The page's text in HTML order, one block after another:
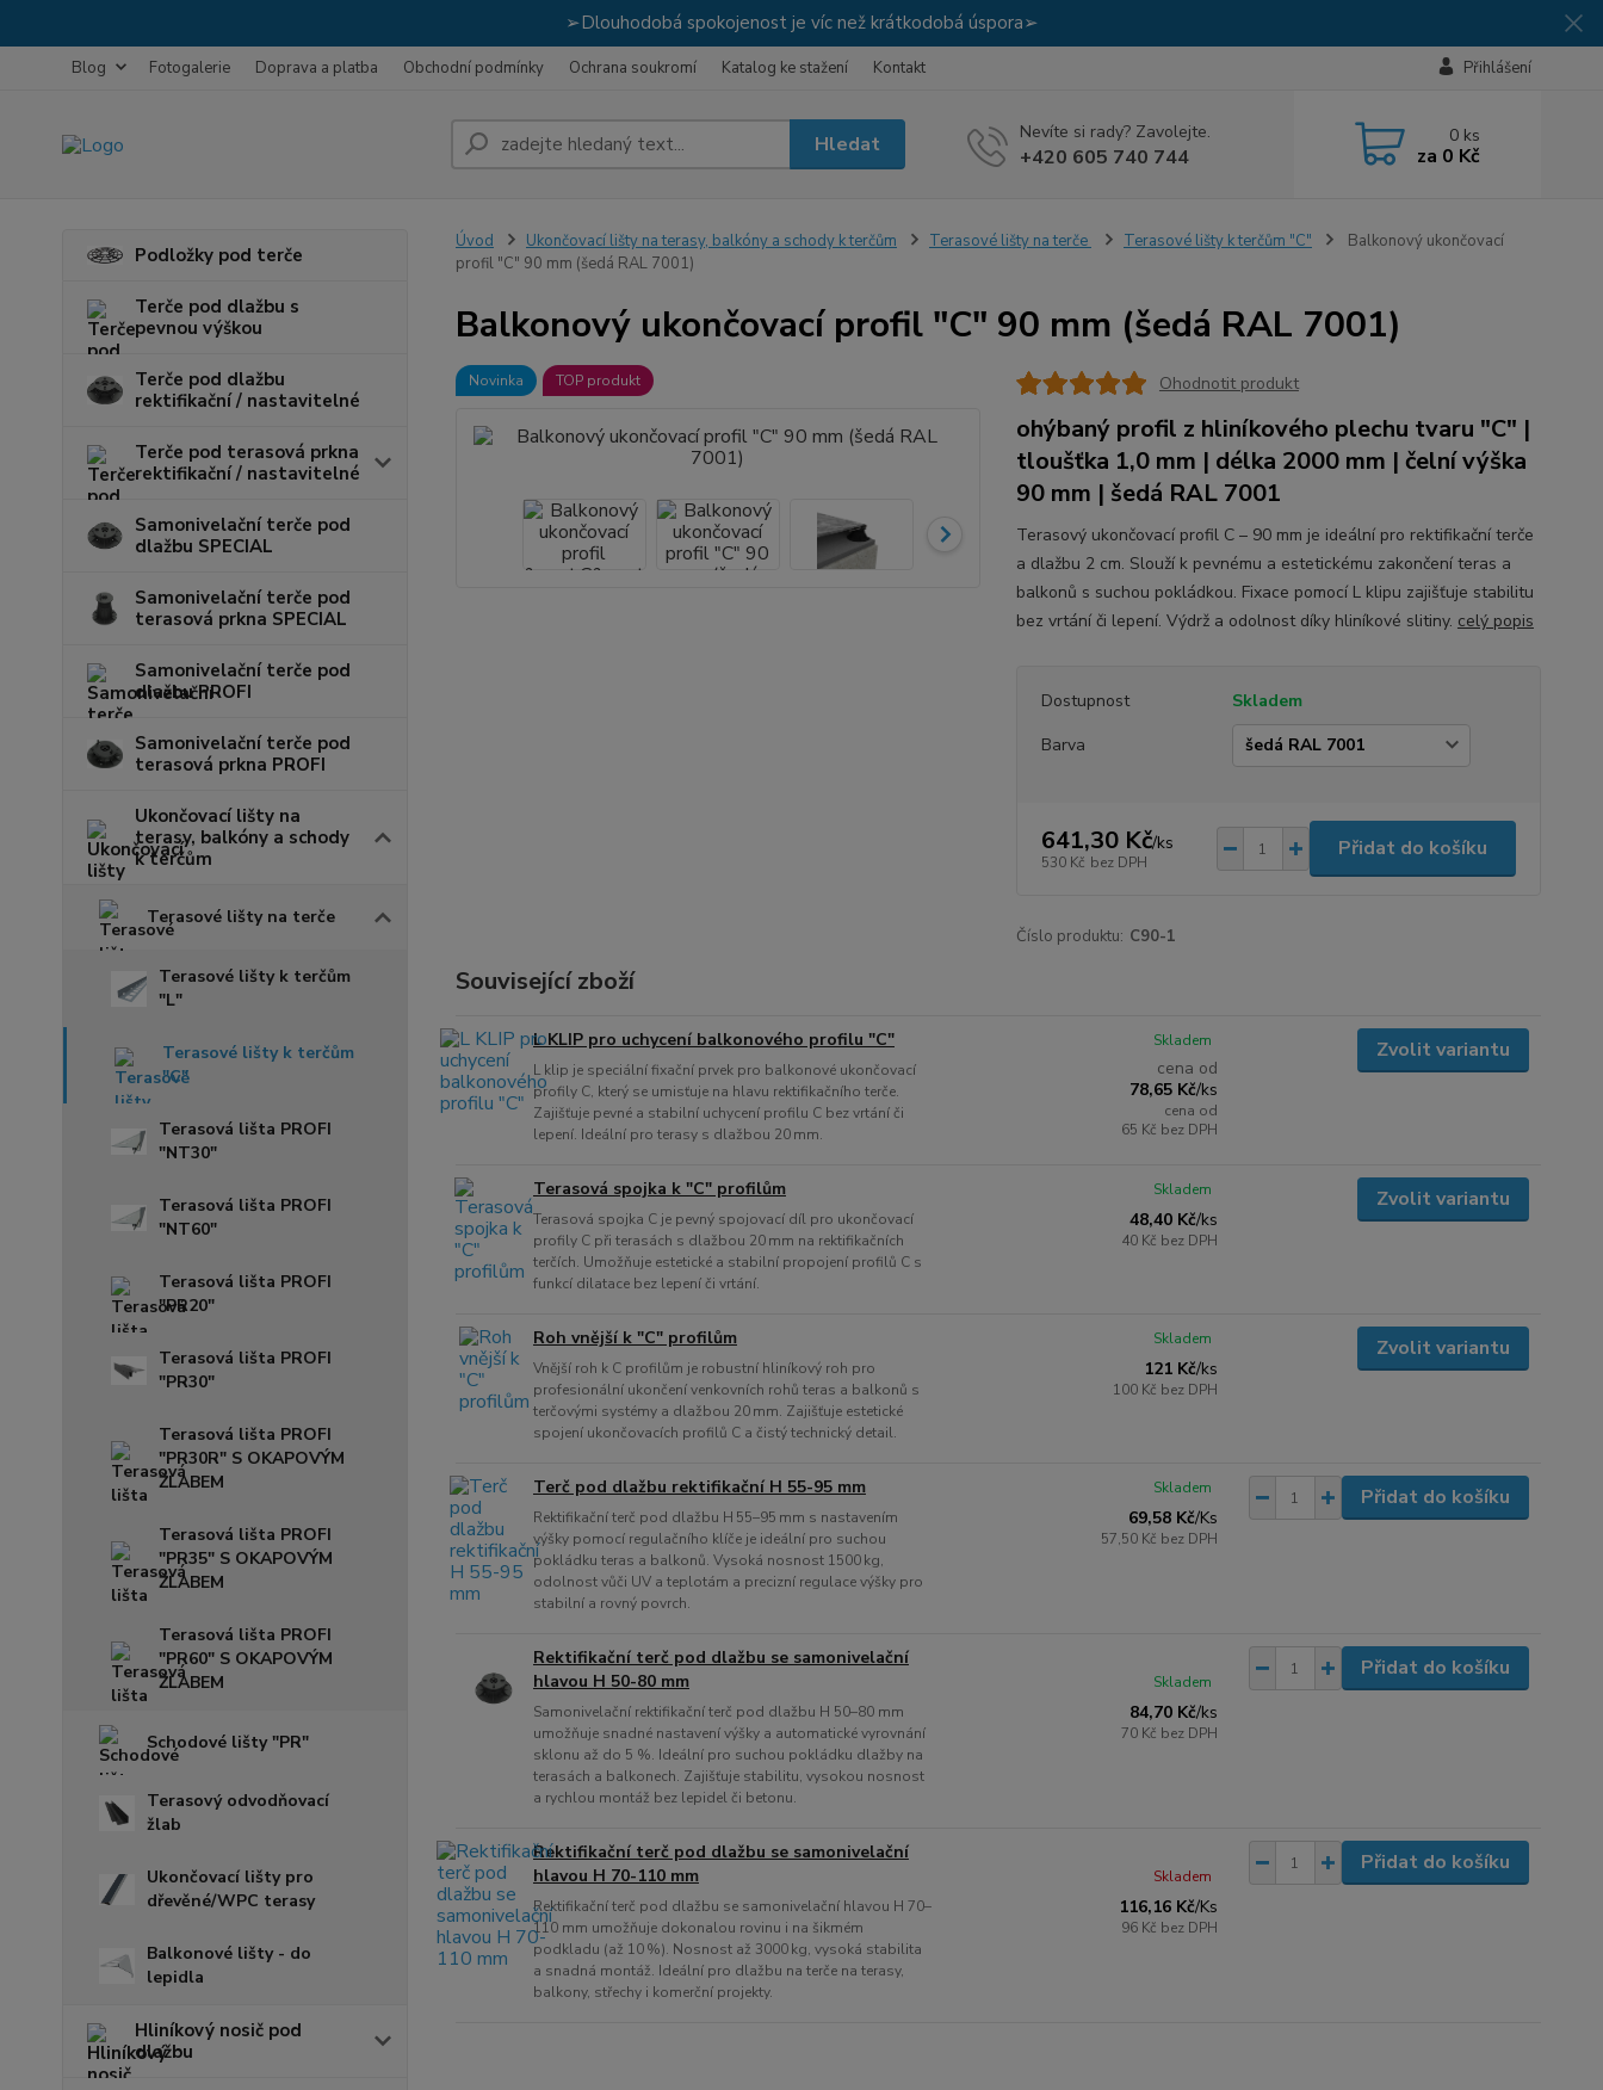
➢Dlouhodobá spokojenost je víc než krátkodobá úspora➢
Blog Fotogalerie Doprava a platba Obchodní podmínky Ochrana soukromí Katalog ke stažení Kontakt Přihlášení
Hledat Nevíte si rady? Zavolejte.
+420 605 740 744
0 ks
za 0 Kč
Podložky pod terče
Terče pod dlažbu s
pevnou výškou
Terče pod dlažbu
rektifikační / nastavitelné
Terče pod terasová prkna
rektifikační / nastavitelné
Samonivelační terče pod
dlažbu SPECIAL
Samonivelační terče pod
terasová prkna SPECIAL
Samonivelační terče pod
dlažbu PROFI
Samonivelační terče pod
terasová prkna PROFI
Ukončovací lišty na
terasy, balkóny a schody
k terčům
Terasové lišty na terče
Terasové lišty k terčům
"L"
Terasové lišty k terčům
"C"
Terasová lišta PROFI
"NT30"
Terasová lišta PROFI
"NT60"
Terasová lišta PROFI
"PR20"
Terasová lišta PROFI
"PR30"
Terasová lišta PROFI
"PR30R" S OKAPOVÝM
ŽLABEM
Terasová lišta PROFI
"PR35" S OKAPOVÝM
ŽLABEM
Terasová lišta PROFI
"PR60" S OKAPOVÝM
ŽLABEM
Schodové lišty "PR"
Terasový odvodňovací
žlab
Ukončovací lišty pro
dřevěné/WPC terasy
Balkonové lišty - do
lepidla
Hliníkový nosič pod
dlažbu
Úvod Ukončovací lišty na terasy, balkóny a schody k terčům Terasové lišty na terče Terasové lišty k terčům "C"
Balkonový ukončovací
profil "C" 90 mm (šedá RAL 7001)
Balkonový ukončovací profil "C" 90 mm (šedá RAL 7001)
Novinka TOP produkt Ohodnotit produkt
ohýbaný profil z hliníkového plechu tvaru "C" |
tloušťka 1,0 mm | délka 2000 mm | čelní výška
90 mm | šedá RAL 7001
Terasový ukončovací profil C – 90 mm je ideální pro rektifikační terče
a dlažbu 2 cm. Slouží k pevnému a estetickému zakončení teras a
balkonů s suchou pokládkou. Fixace pomocí L klipu zajišťuje stabilitu
bez vrtání či lepení. Výdrž a odolnost díky hliníkové slitiny. celý popis
Dostupnost
Skladem
Barva
641,30 Kč/ks
530 Kč bez DPH
Přidat do košíku
Číslo produktu: C90-1
Související zboží
L KLIP pro uchycení balkonového profilu "C"
L klip je speciální fixační prvek pro balkonové ukončovací
profily C, který se umisťuje na hlavu rektifikačního terče.
Zajišťuje pevné a stabilní uchycení profilu C bez vrtání či
lepení. Ideální pro terasy s dlažbou 20 mm.
cena od
78,65 Kč/ks
cena od
65 Kč bez DPH
Skladem Zvolit variantu
Terasová spojka k "C" profilům
Terasová spojka C je pevný spojovací díl pro ukončovací
profily C při terasách s dlažbou 20 mm na rektifikačních
terčích. Umožňuje estetické a stabilní propojení profilů C s
funkcí dilatace bez lepení či vrtání.
48,40 Kč/ks
40 Kč bez DPH
Skladem Zvolit variantu
Roh vnější k "C" profilům
Vnější roh k C profilům je robustní hliníkový roh pro
profesionální ukončení venkovních rohů teras a balkonů s
terčovými systémy a dlažbou 20 mm. Zajišťuje estetické
spojení ukončovacích profilů C a čistý technický detail.
121 Kč/ks
100 Kč bez DPH
Skladem Zvolit variantu
Terč pod dlažbu rektifikační H 55-95 mm
Rektifikační terč pod dlažbu H 55–95 mm s nastavením
výšky pomocí regulačního klíče je ideální pro suchou
pokládku teras a balkonů. Vysoká nosnost 1500 kg,
odolnost vůči UV a teplotám a precizní regulace výšky pro
stabilní a rovný povrch.
69,58 Kč/Ks
57,50 Kč bez DPH
Skladem Přidat do košíku
Rektifikační terč pod dlažbu se samonivelační
hlavou H 50-80 mm
Samonivelační rektifikační terč pod dlažbu H 50–80 mm
umožňuje snadné nastavení výšky a automatické vyrovnání
sklonu až do 5 %. Ideální pro suchou pokládku dlažby na
terasách a balkonech. Zajišťuje stabilitu, vysokou nosnost
a rychlou montáž bez lepidel či betonu.
84,70 Kč/ks
70 Kč bez DPH
Skladem
Přidat do košíku
Rektifikační terč pod dlažbu se samonivelační
hlavou H 70-110 mm
Rektifikační terč pod dlažbu se samonivelační hlavou H 70–
110 mm umožňuje dokonalou rovinu i na šikmém
podkladu (až 10 %). Nosnost až 3000 kg, vysoká stabilita
a snadná montáž. Ideální pro dlažbu na terče na terasy,
balkony, střechy i komerční projekty.
116,16 Kč/Ks
96 Kč bez DPH
Skladem
Přidat do košíku